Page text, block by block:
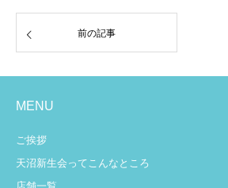
前の記事
MENU
ご挨拶
天沼新生会ってこんなところ